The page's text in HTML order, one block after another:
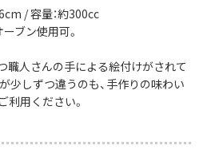
/ 容量：約300cc
ブン使用可。
職人さんの手による絵付けがされて
少しずつ違うのも、手作りの味わい
利用ください。